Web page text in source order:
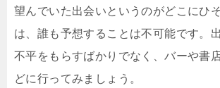
望んでいた出会いというのがどこにひ
は、誰も予想することは不可能です。
不平をもらすばかりでなく、バーや書
どに行ってみましょう。